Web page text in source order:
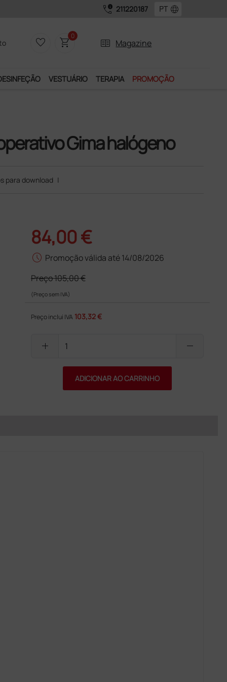
call_quality 211220187 language
favorite_border shopping_cart0
two_pager Magazine
VESTUÁRIO TERAPIA PROMOÇÃO
Gima halógeno
para download |
84,00 €
schedule Promoção válida até 14/08/2026
Preço105,00 €
(Preço sem IVA)
Preço inclui IVA 103,32 €
add remove
ADICIONAR AO CARRINHO